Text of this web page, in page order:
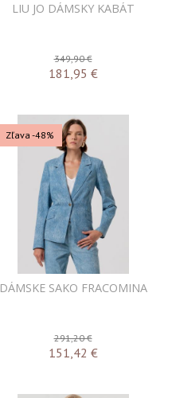
LIU JO DÁMSKY KABÁT
349,90 €
181,95 €
Zľava -48%
DÁMSKE SAKO FRACOMINA
291,20 €
151,42 €